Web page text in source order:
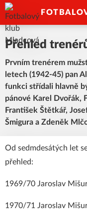
Přehled
Prvním trenérem
letech (1942-45) pan
funkci střídali hlavně
pánové Karel Dvořák,
František Štětkář,
Šmigura a Zdeněk
Od sedmdesátých let
přehled:
1969/70 Jaroslav
1970/71 Jaroslav